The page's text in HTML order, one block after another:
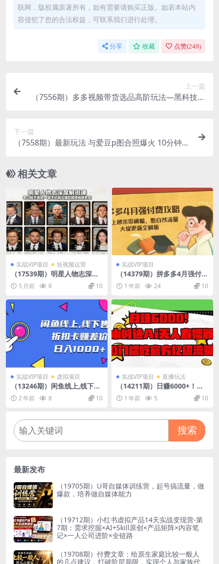
联网，版权属原著所有，如有需要请购买正版。如若本站内
容侵犯了您的合法权益，可联系我们进行处理。
分享 收藏 点赞(249)
上一篇
（7556期）多多视频带货选品高阶玩法—黑科技选
下一篇
（7558期）最新玩法 与爱豆p图合照爆火 10分钟教
相关文章
实战VIP项目 短视频运营
（17539期）明星人物志深度
解说课：零门槛不露脸，一部
手机做出爆款视频快速变现
5 月前 8 10
实战VIP项目
（14379期）拼多多4月强付费
攻略，无限上秒杀带横幅，憋
自然流量，大促更新全解析
1 年前 24 10
实战VIP项目 虚拟项目
（13246期）闲鱼线上,线下售
卖折扣卡赚差价日入1000+
2 年前 8 10
实战VIP项目 直播玩法
（14211期）日赚6000+！抖
音小时达Ai无人直播躺赚新风
口，0门槛吃官方亿级流量！
1 年前 5 10
搜索
最新发布
（19705期）U哥自媒体训练营，起号搞流量，做
爆款，培养做自媒体能力
（19712期）小红书虚拟产品14天实战变现营-第
7期：需求挖掘×AI+Skill原创×产品矩阵×内容笔
记×一人公司进阶×全链路
（19708期）付费文章：给原生家庭比较一般人
的几点建议，打破阶层局限，实现个人与家族代